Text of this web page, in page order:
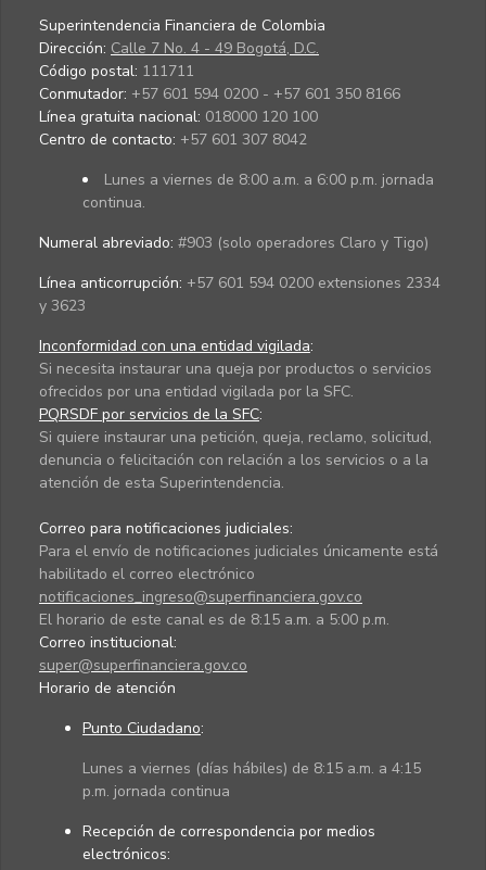
Superintendencia Financiera de Colombia
Dirección: Calle 7 No. 4 - 49 Bogotá, D.C.
Código postal: 111711
Conmutador: +57 601 594 0200 - +57 601 350 8166
Línea gratuita nacional: 018000 120 100
Centro de contacto: +57 601 307 8042
Lunes a viernes de 8:00 a.m. a 6:00 p.m. jornada
continua.
Numeral abreviado: #903 (solo operadores Claro y Tigo)
Línea anticorrupción: +57 601 594 0200 extensiones 2334
y 3623
Inconformidad con una entidad vigilada:
Si necesita instaurar una queja por productos o servicios
ofrecidos por una entidad vigilada por la SFC.
PQRSDF por servicios de la SFC:
Si quiere instaurar una petición, queja, reclamo, solicitud,
denuncia o felicitación con relación a los servicios o a la
atención de esta Superintendencia.
Correo para notificaciones judiciales:
Para el envío de notificaciones judiciales únicamente está
habilitado el correo electrónico
notificaciones_ingreso@superfinanciera.gov.co
El horario de este canal es de 8:15 a.m. a 5:00 p.m.
Correo institucional:
super@superfinanciera.gov.co
Horario de atención
Punto Ciudadano:
Lunes a viernes (días hábiles) de 8:15 a.m. a 4:15
p.m. jornada continua
Recepción de correspondencia por medios
electrónicos: